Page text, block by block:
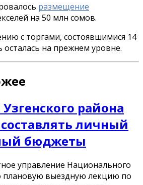
размещение
на 50 млн сомов.
с торгами, состоявшимися 14
осталась на прежнем уровне.
района
личный
бюджеты
управление Национального
плановую выездную лекцию по